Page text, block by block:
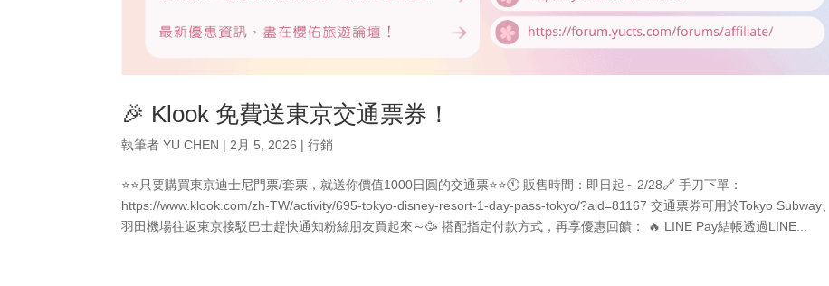
🎉 Klook 免費送東京交通票券！
執筆者YU CHEN | 2月 5, 2026 |行銷
⭐⭐只要購買東京迪士尼門票/套票，就送你價值1000日圓的交通票⭐⭐🕚 販售時間：即日起～2/28🔗 手刀下單：
https://www.klook.com/zh-TW/activity/695-tokyo-disney-resort-1-day-pass-tokyo/?aid=81167 交通票券可用於Tokyo Subway、
羽田機場往返東京接駁巴士趕快通知粉絲朋友買起來～🥳 搭配指定付款方式，再享優惠回饋： 🔥 LINE Pay結帳透過LINE...